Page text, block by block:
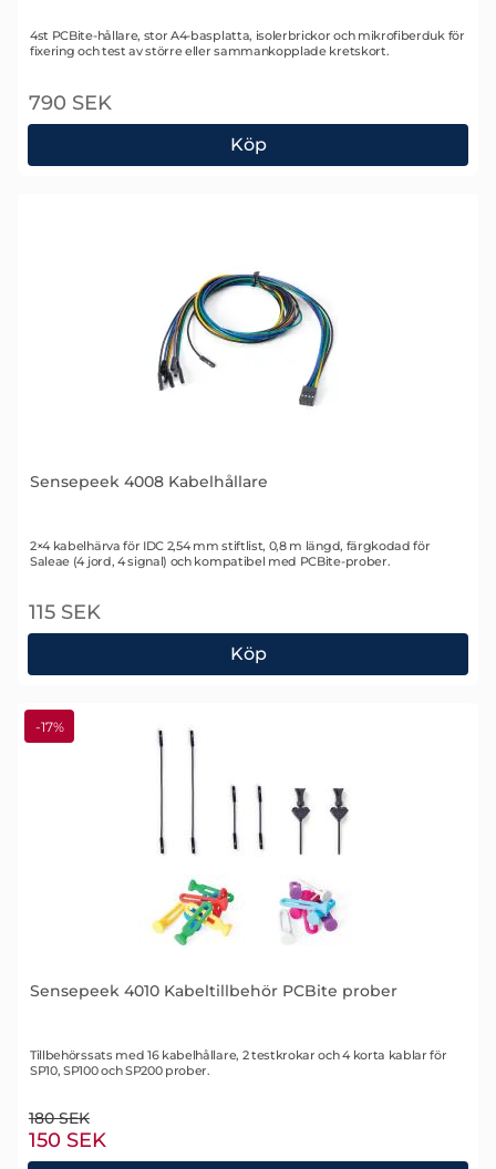
Art. nr 2349
4st PCBite-hållare, stor A4-basplatta, isolerbrickor och mikrofiberduk för
fixering och test av större eller sammankopplade kretskort.
790 SEK
Köp
Sensepeek 4007 PCBite kit
Sensepeek 4008 Kabelhållare
Art. nr 2354
2×4 kabelhärva för IDC 2,54 mm stiftlist, 0,8 m längd, färgkodad för
Saleae (4 jord, 4 signal) och kompatibel med PCBite-prober.
115 SEK
Köp
Sensepeek 4008 Kabelhållare
-17%
Sensepeek 4010 Kabeltillbehör PCBite prober
Art. nr 2357
Tillbehörssats med 16 kabelhållare, 2 testkrokar och 4 korta kablar för
SP10, SP100 och SP200 prober.
tidigare pris
180 SEK
rea pris
150 SEK